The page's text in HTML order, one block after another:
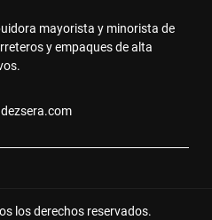
mayorista y minorista de
y empaques de alta
los derechos reservados.